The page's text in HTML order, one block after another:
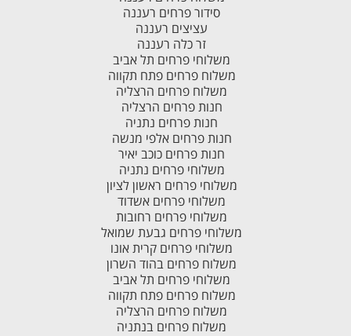
סידור פרחים רעננה
עציצים רעננה
זר כלה רעננה
משלוחי פרחים תל אביב
משלוח פרחים פתח תקווה
משלוח פרחים הרצליה
חנות פרחים הרצליה
חנות פרחים נתניה
חנות פרחים אלפי מנשה
חנות פרחים כוכב יאיר
משלוחי פרחים נתניה
משלוחי פרחים ראשון לציון
משלוחי פרחים אשדוד
משלוחי פרחים רחובות
משלוחי פרחים גבעת שמואל
משלוחי פרחים קרית אונו
משלוח פרחים בהוד השרון
משלוחי פרחים תל אביב
משלוח פרחים פתח תקווה
משלוח פרחים הרצליה
משלוח פרחים בנתניה